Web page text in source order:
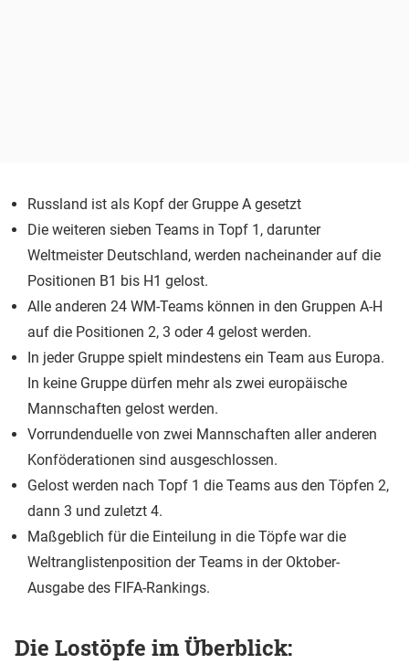
Russland ist als Kopf der Gruppe A gesetzt
Die weiteren sieben Teams in Topf 1, darunter
Weltmeister Deutschland, werden nacheinander auf die
Positionen B1 bis H1 gelost.
Alle anderen 24 WM-Teams können in den Gruppen A-H
auf die Positionen 2, 3 oder 4 gelost werden.
In jeder Gruppe spielt mindestens ein Team aus Europa.
In keine Gruppe dürfen mehr als zwei europäische
Mannschaften gelost werden.
Vorrundenduelle von zwei Mannschaften aller anderen
Konföderationen sind ausgeschlossen.
Gelost werden nach Topf 1 die Teams aus den Töpfen 2,
dann 3 und zuletzt 4.
Maßgeblich für die Einteilung in die Töpfe war die
Weltranglistenposition der Teams in der Oktober-
Ausgabe des FIFA-Rankings.
Die Lostöpfe im Überblick: